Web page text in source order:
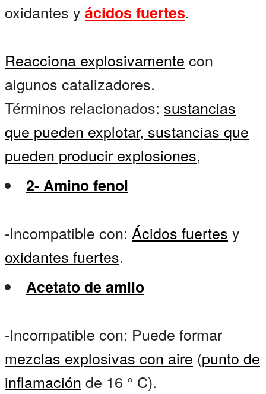
oxidantes y ácidos fuertes.
Reacciona explosivamente con
algunos catalizadores.
Términos relacionados: sustancias
que pueden explotar, sustancias que
pueden producir explosiones,
2- Amino fenol
-Incompatible con: Ácidos fuertes y
oxidantes fuertes.
Acetato de amilo
-Incompatible con: Puede formar
mezclas explosivas con aire (punto de
inflamación de 16 ° C).